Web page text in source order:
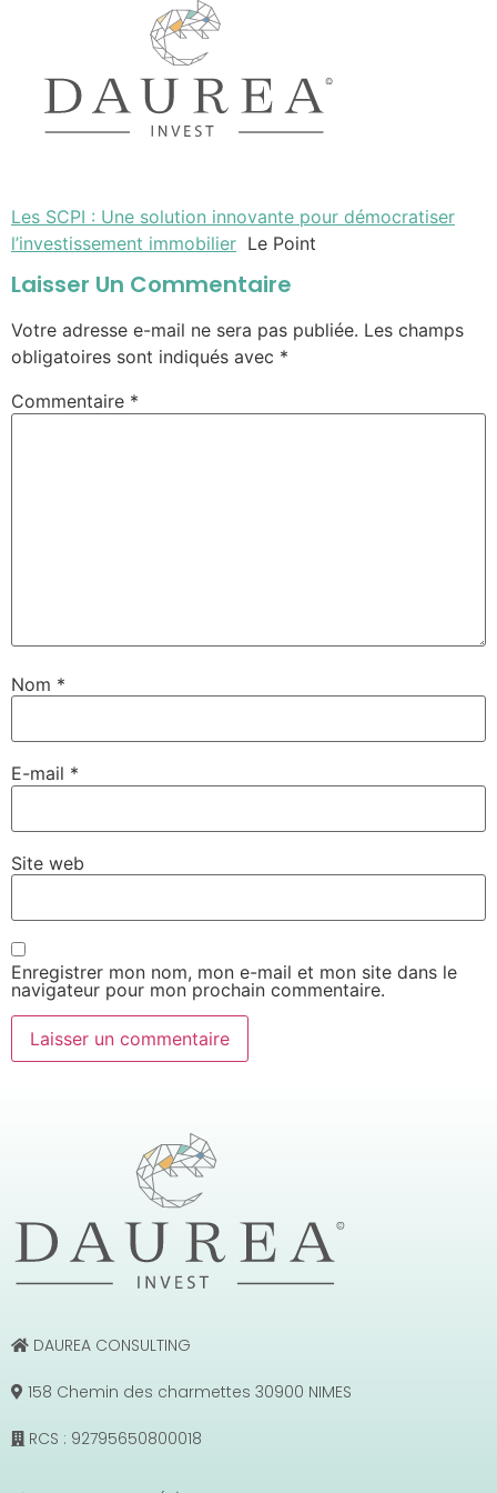
Les SCPI : Une solution innovante pour démocratiser
l’investissement immobilier Le Point
Laisser Un Commentaire
Votre adresse e-mail ne sera pas publiée. Les champs
obligatoires sont indiqués avec *
Commentaire *
Nom *
E-mail *
Site web
Enregistrer mon nom, mon e-mail et mon site dans le
navigateur pour mon prochain commentaire.
DAUREA CONSULTING
158 Chemin des charmettes 30900 NIMES
RCS : 92795650800018